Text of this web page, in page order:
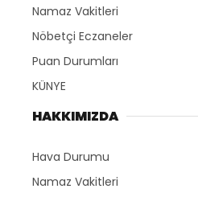
Namaz Vakitleri
Nöbetçi Eczaneler
Puan Durumları
KÜNYE
HAKKIMIZDA
Hava Durumu
Namaz Vakitleri